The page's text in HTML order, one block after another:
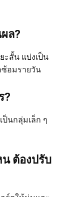
ล?
ะสั้น แบ่งเป็น
ซ้อมรายวัน
?
ป็นกลุ่มเล็ก ๆ
ต้องปรับ